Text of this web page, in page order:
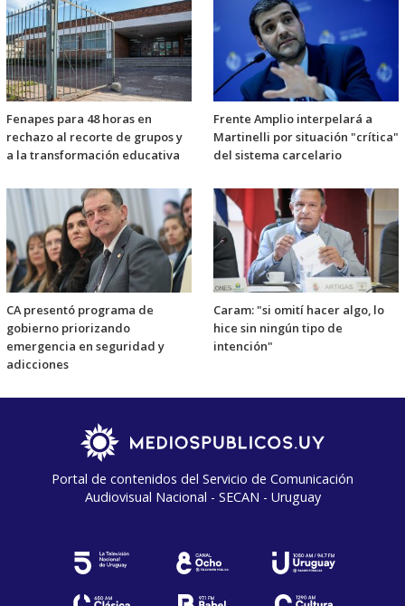
Fenapes para 48 horas en
rechazo al recorte de grupos y
a la transformación educativa
Frente Amplio interpelará a
Martinelli por situación "crítica"
del sistema carcelario
CA presentó programa de
gobierno priorizando
emergencia en seguridad y
adicciones
Caram: "si omití hacer algo, lo
hice sin ningún tipo de
intención"
Portal de contenidos del Servicio de Comunicación
Audiovisual Nacional - SECAN - Uruguay